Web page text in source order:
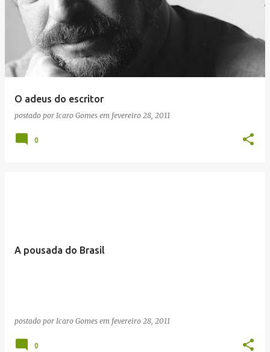
O adeus do escritor
postado por Icaro Gomes em fevereiro 28, 2011
0
A pousada do Brasil
postado por Icaro Gomes em fevereiro 28, 2011
0